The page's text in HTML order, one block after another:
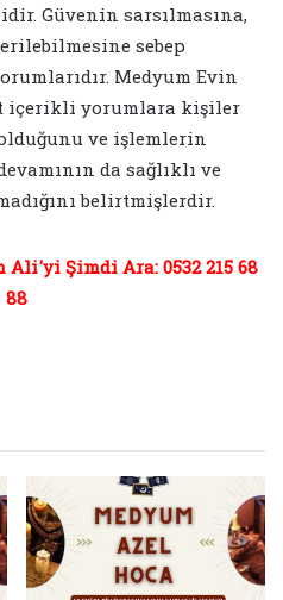
Güvenin sarsılmasına,
sebep
Medyum Evin
içerikli yorumlara kişiler
ve işlemlerin
da sağlıklı ve
belirtmişlerdir.
Ali'yi Şimdi Ara: 0532 215 68
88